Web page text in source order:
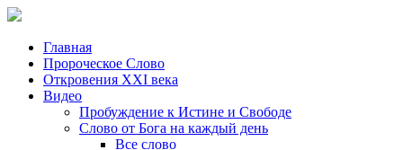
Главная
Пророческое Слово
Откровения ХХІ века
Видео
Пробуждение к Истине и Свободе
Слово от Бога на каждый день
Все слово